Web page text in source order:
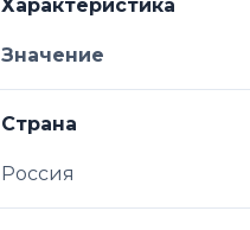
Характеристика
Значение
Страна
Россия